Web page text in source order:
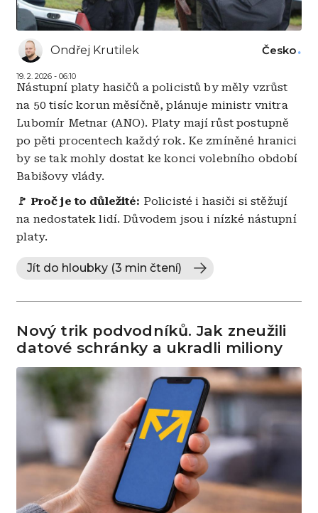
Ondřej Krutilek
19. 2. 2026 - 06:10
Česko
Nástupní platy hasičů a policistů by měly vzrůst
na 50 tisíc korun měsíčně, plánuje ministr vnitra
Lubomír Metnar (ANO). Platy mají růst postupně
po pěti procentech každý rok. Ke zmíněné hranici
by se tak mohly dostat ke konci volebního období
Babišovy vlády.
🚩 Proč je to důležité: Policisté i hasiči si stěžují
na nedostatek lidí. Důvodem jsou i nízké nástupní
platy.
Jít do hloubky (3 min čtení)
Nový trik podvodníků. Jak zneužili
datové schránky a ukradli miliony